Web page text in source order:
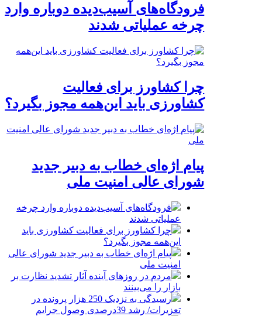
فرودگاه‌های آسیب‌دیده دوباره وارد
چرخه عملیاتی شدند
چرا کشاورز برای فعالیت
کشاورزی باید این‌همه مجوز بگیرد؟
پیام اژه‌ای خطاب به دبیر جدید
شورای عالی امنیت ملی
فرودگاه‌های آسیب‌دیده دوباره وارد چرخه
عملیاتی شدند
چرا کشاورز برای فعالیت کشاورزی باید
این‌همه مجوز بگیرد؟
پیام اژه‌ای خطاب به دبیر جدید شورای عالی
امنیت ملی
مردم در روزهای آینده آثار تشدید نظارت بر
بازار را می‌بینند
رسیدگی به نزدیک 250 هزار پرونده در
تعزیرات/ رشد 39درصدی وصول جرایم